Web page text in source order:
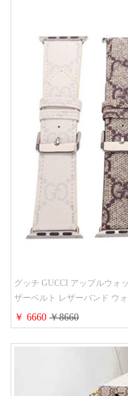
グッチ GUCCI アップルウォ
ザーベルト レザーバンド ウ
￥ 6660￥8660